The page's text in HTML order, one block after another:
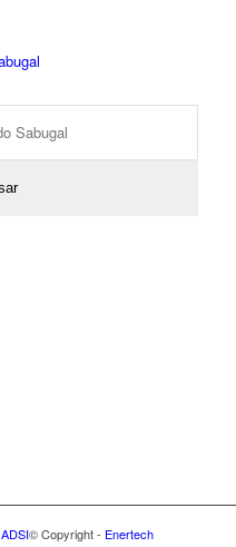
© Copyright - Enertech
ADSI